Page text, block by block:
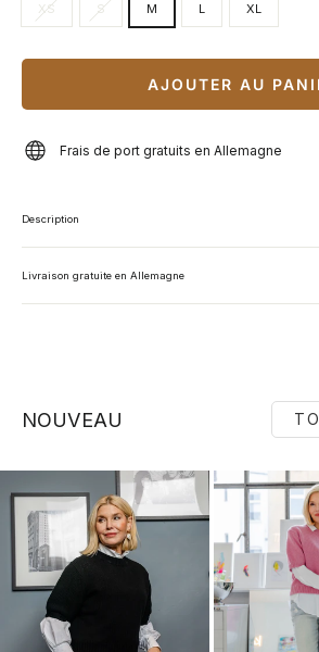
XS S M L XL
AJOUTER AU
Frais de port gratuits en Allemagne
Description
Livraison gratuite en Allemagne
NOUVEAU